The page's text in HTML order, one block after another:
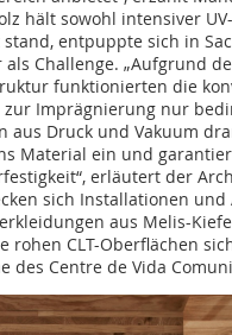
hält sowohl intensiver
entpuppte sich in
Challenge. „Aufgrund
funktionierten die
zur Imprägnierung nur
aus Druck und Vakuum
Material ein und
erläutert der
sich Installationen und
aus Melis-
rohen CLT-Oberflächen
des Centre de Vida